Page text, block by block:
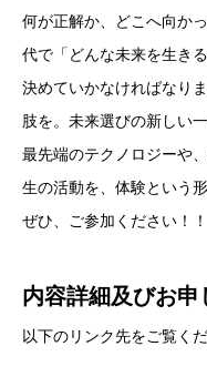
何が正解か、どこへ向か
代で「どんな未来を生きる
決めていかなければなり
肢を。未来選びの新しい
最先端のテクノロジーや
生の活動を、体験という
ぜひ、ご参加ください！！
内容詳細及びお申
以下のリンク先をご覧くだ